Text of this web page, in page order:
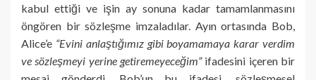
kabul ettiği ve işin ay sonuna kadar tamamlanmasını
öngören bir sözleşme imzaladılar. Ayın ortasında Bob,
Alice’e “Evini anlaştığımız gibi boyamamaya karar verdim
ve sözleşmeyi yerine getiremeyeceğim”ifadesini içeren bir